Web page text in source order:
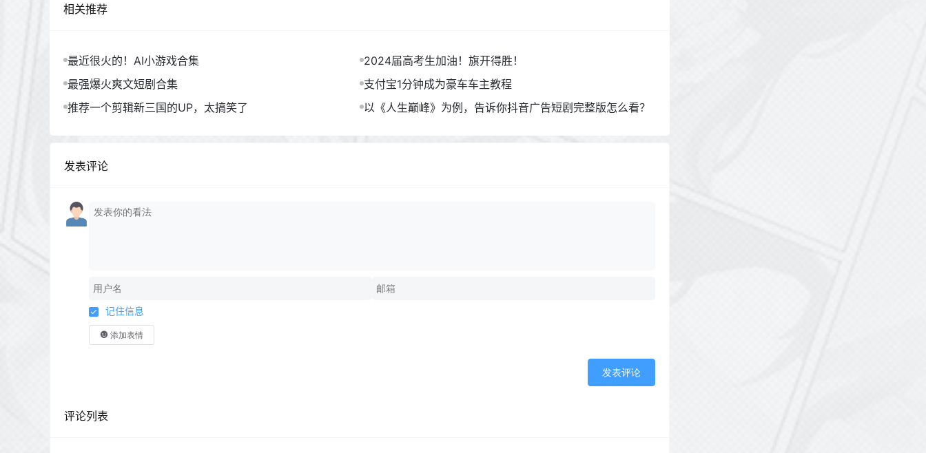
相关推荐
最近很火的！AI小游戏合集
2024届高考生加油！旗开得胜！
最强爆火爽文短剧合集
支付宝1分钟成为豪车车主教程
推荐一个剪辑新三国的UP，太搞笑了
以《人生巅峰》为例，告诉你抖音广告短剧完整版怎么看？
发表评论
记住信息
添加表情
发表评论
评论列表